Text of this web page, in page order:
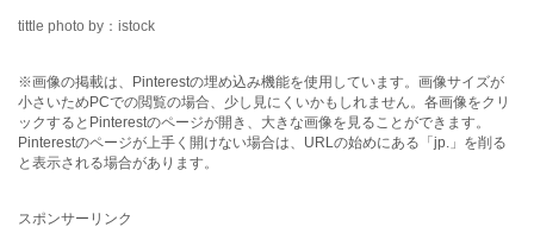
tittle photo by：istock
※画像の掲載は、Pinterestの埋め込み機能を使用しています。画像サイズが
小さいためPCでの閲覧の場合、少し見にくいかもしれません。各画像をクリ
ックするとPinterestのページが開き、大きな画像を見ることができます。
Pinterestのページが上手く開けない場合は、URLの始めにある「jp.」を削る
と表示される場合があります。
スポンサーリンク